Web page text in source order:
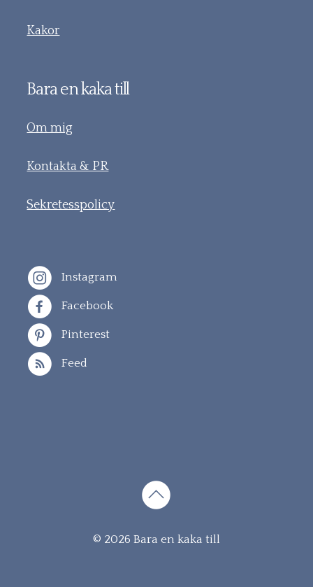
Kakor
Bara en kaka till
Om mig
Kontakta & PR
Sekretesspolicy
Instagram
Facebook
Pinterest
Feed
© 2026 Bara en kaka till